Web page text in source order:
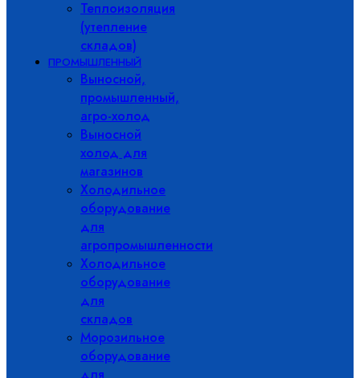
Теплоизоляция
(утепление
складов)
ПРОМЫШЛЕННЫЙ
Выносной,
промышленный,
агро-холод
Выносной
холод для
магазинов
Холодильное
оборудование
для
агропромышленности
Холодильное
оборудование
для
складов
Морозильное
оборудование